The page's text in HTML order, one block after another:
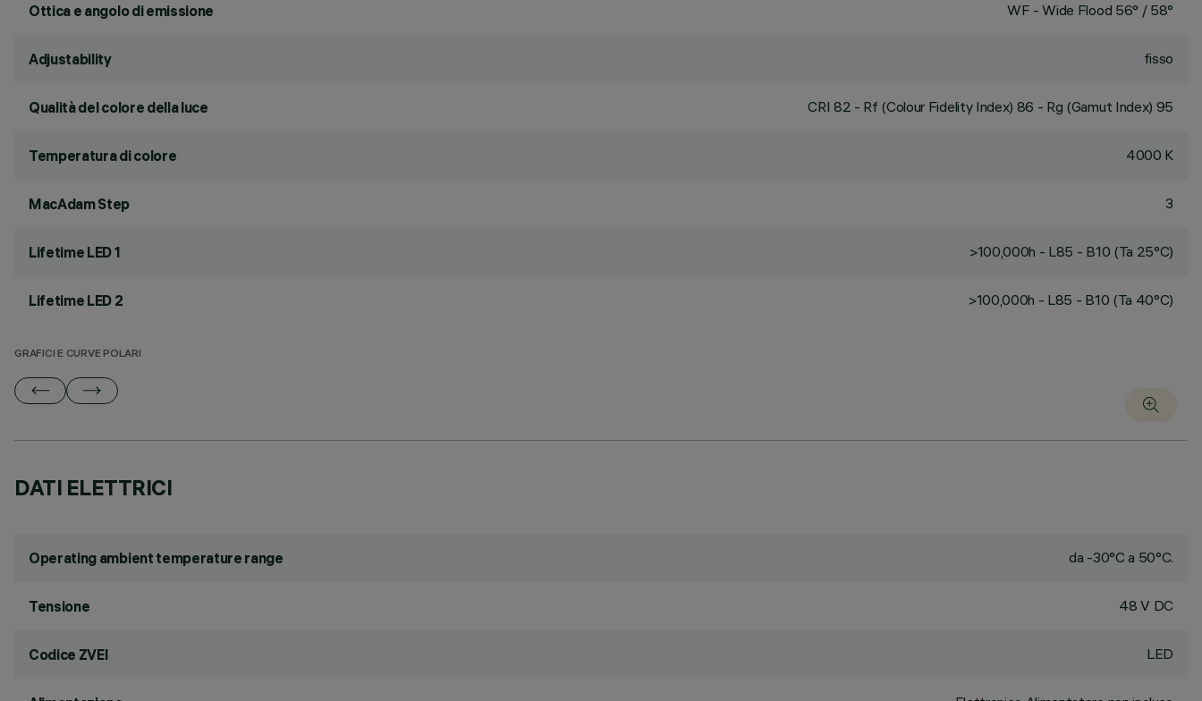
Ottica e angolo di emissione WF - Wide Flood 56° / 58°
Adjustability fisso
Qualità del colore della luce CRI 82 - Rf (Colour Fidelity Index) 86 - Rg (Gamut Index) 95
Temperatura di colore 4000 K
MacAdam Step 3
Lifetime LED 1 >100,000h - L85 - B10 (Ta 25°C)
Lifetime LED 2 >100,000h - L85 - B10 (Ta 40°C)
GRAFICI E CURVE POLARI
DATI ELETTRICI
Operating ambient temperature range da -30°C a 50°C.
Tensione 48 V DC
Codice ZVEI LED